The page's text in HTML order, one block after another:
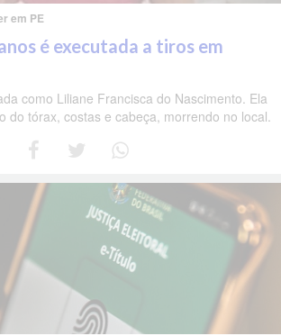
em PE
é executada a tiros em
como Liliane Francisca do Nascimento. Ela
do tórax, costas e cabeça, morrendo no local.